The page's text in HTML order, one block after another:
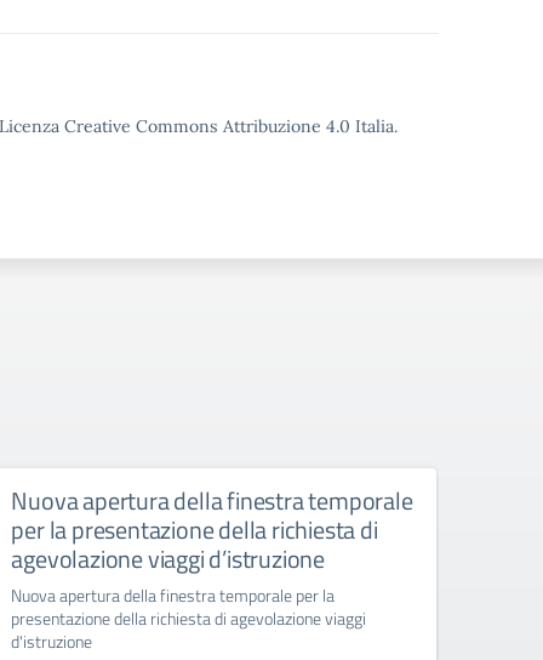
Creative Commons Attribuzione 4.0 Italia.
Nuova apertura della finestra temporale
per la presentazione della richiesta di
agevolazione viaggi d’istruzione
Nuova apertura della finestra temporale per la
presentazione della richiesta di agevolazione viaggi
d'istruzione